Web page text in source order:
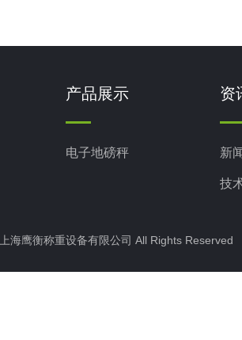
产品展示
电子地磅秤
资
新
技
海鹰衡称重设备有限公司 All Rights